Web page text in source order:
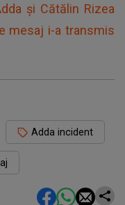
și Cătălin Rizea
mesaj i-a transmis
Adda incident